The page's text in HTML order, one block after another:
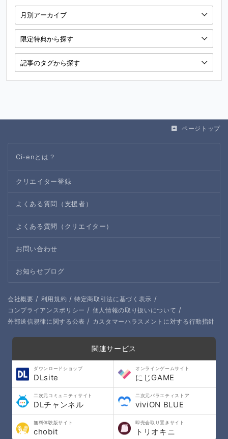
ページトップ
Ci-enとは？
クリエイター登録
よくある質問（支援者）
よくある質問（クリエイター）
お問い合わせ
お知らせブログ
会社概要 / 利用規約 / 特定商取引法に基づく表示 /
コンプライアンスポリシー / 個人情報の取り扱いについて /
外部送信規律に関する公表 / カスタマーハラスメントに対する行動指針
関連サービス
ダウンロードショップ
DLsite
オンラインゲームサイト
にじGAME
二次元コミュニティサイト
DLチャンネル
二次元バラエティストア
viviON BLUE
無料体験版サイト
chobit
即売会取り置きサイト
トリオキニ